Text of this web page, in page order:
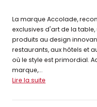
La marque Accolade,
exclusives d'art de la
produits au design
restaurants, aux hôtels et
où le style est primordial.
marque,...
Lire la suite